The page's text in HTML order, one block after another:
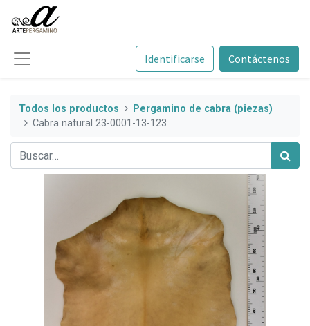
Identificarse Contáctenos
Todos los productos
Pergamino de cabra (piezas)
Cabra natural 23-0001-13-123